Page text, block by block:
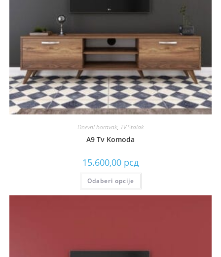
Dnevni boravak, TV Stalak
A9 Tv Komoda
15.600,00 рсд
Odaberi opcije